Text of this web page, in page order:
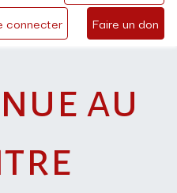
connecter Faire un don
au